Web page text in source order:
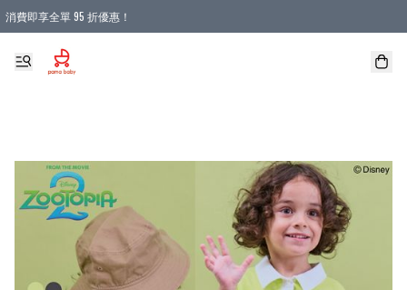
消費即享全單 95 折優惠！
購物滿 HKD 900.00即享免運費優惠！（適用於 本地送貨、本地取貨 )